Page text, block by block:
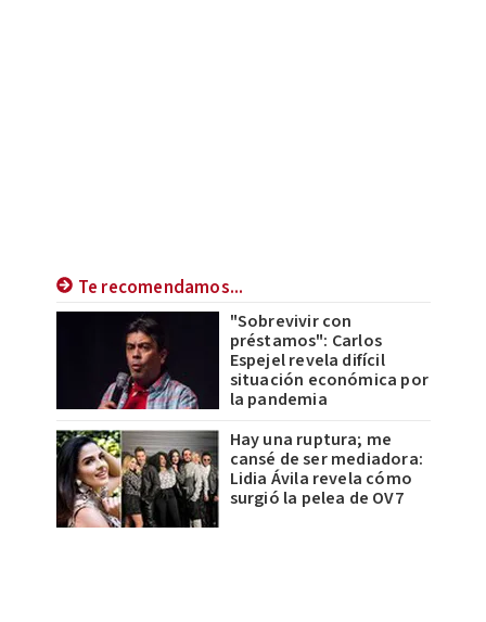
Te recomendamos...
"Sobrevivir con
préstamos": Carlos
Espejel revela difícil
situación económica por
la pandemia
Hay una ruptura; me
cansé de ser mediadora:
Lidia Ávila revela cómo
surgió la pelea de OV7